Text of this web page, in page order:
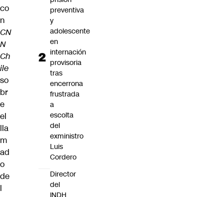
co
n
CN
N
Ch
ile
so
br
e
el
lla
m
ad
o
de
l
preventiva
y
adolescente
en
internación
provisoria
tras
encerrona
frustrada
a
escolta
del
exministro
Luis
Cordero
Director
del
INDH